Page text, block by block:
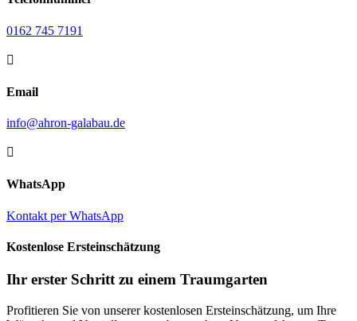
0162 745 7191

Email
info@ahron-galabau.de

WhatsApp
Kontakt per WhatsApp
Kostenlose Ersteinschätzung
Ihr erster Schritt zu einem Traumgarten
Profitieren Sie von unserer kostenlosen Ersteinschätzung, um Ihre